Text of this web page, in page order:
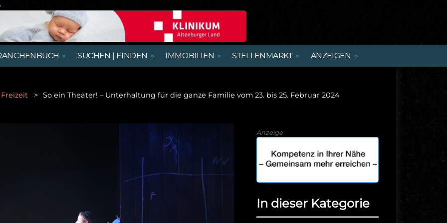
VORTRÄGE
SUCHEN | FINDEN IMMOBILIEN STELLENMARKT
PRAKTIKANTENBÖRSE
ANZEIGEN
So ein Theater! – Unterhaltung für die ganze Familie vom 23. bis 25. Februar 2024
Anzeige
In dieser Kategorie